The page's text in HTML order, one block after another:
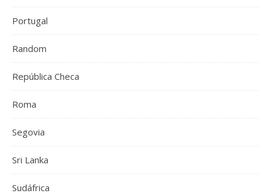
Portugal
Random
República Checa
Roma
Segovia
Sri Lanka
Sudáfrica